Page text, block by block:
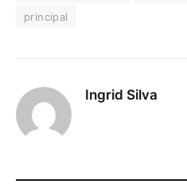
principal
Ingrid Silva